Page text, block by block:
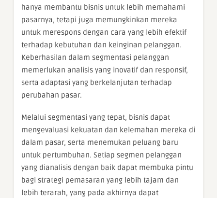
hanya membantu bisnis untuk lebih memahami
pasarnya, tetapi juga memungkinkan mereka
untuk merespons dengan cara yang lebih efektif
terhadap kebutuhan dan keinginan pelanggan.
Keberhasilan dalam segmentasi pelanggan
memerlukan analisis yang inovatif dan responsif,
serta adaptasi yang berkelanjutan terhadap
perubahan pasar.
Melalui segmentasi yang tepat, bisnis dapat
mengevaluasi kekuatan dan kelemahan mereka di
dalam pasar, serta menemukan peluang baru
untuk pertumbuhan. Setiap segmen pelanggan
yang dianalisis dengan baik dapat membuka pintu
bagi strategi pemasaran yang lebih tajam dan
lebih terarah, yang pada akhirnya dapat